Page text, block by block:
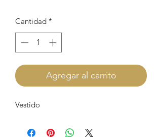
Cantidad *
Agregar al carrito
Vestido